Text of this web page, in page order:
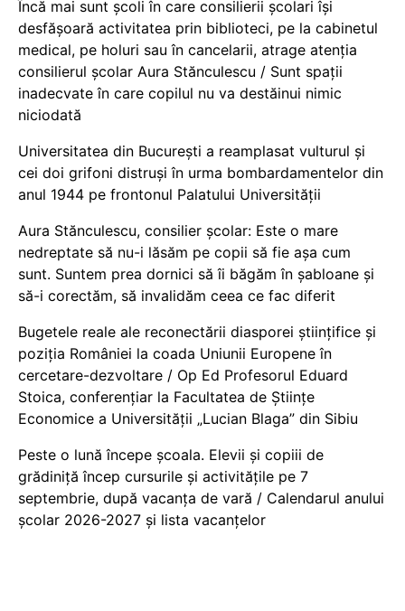
Încă mai sunt școli în care consilierii școlari își
desfășoară activitatea prin biblioteci, pe la cabinetul
medical, pe holuri sau în cancelarii, atrage atenția
consilierul școlar Aura Stănculescu / Sunt spații
inadecvate în care copilul nu va destăinui nimic
niciodată
Universitatea din București a reamplasat vulturul și
cei doi grifoni distruși în urma bombardamentelor din
anul 1944 pe frontonul Palatului Universității
Aura Stănculescu, consilier școlar: Este o mare
nedreptate să nu-i lăsăm pe copii să fie așa cum
sunt. Suntem prea dornici să îi băgăm în șabloane și
să-i corectăm, să invalidăm ceea ce fac diferit
Bugetele reale ale reconectării diasporei științifice și
poziția României la coada Uniunii Europene în
cercetare-dezvoltare / Op Ed Profesorul Eduard
Stoica, conferențiar la Facultatea de Științe
Economice a Universității „Lucian Blaga” din Sibiu
Peste o lună începe școala. Elevii și copiii de
grădiniță încep cursurile și activitățile pe 7
septembrie, după vacanța de vară / Calendarul anului
școlar 2026-2027 și lista vacanțelor